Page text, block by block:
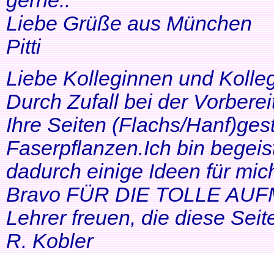
Liebe Grüße aus München
Pitti
Liebe Kolleginnen und
Durch Zufall bei der
Ihre Seiten (Flachs/
Faserpflanzen.Ich bin
dadurch einige Ideen für
Bravo FÜR DIE TOLLE
Lehrer freuen, die diese
R. Kobler